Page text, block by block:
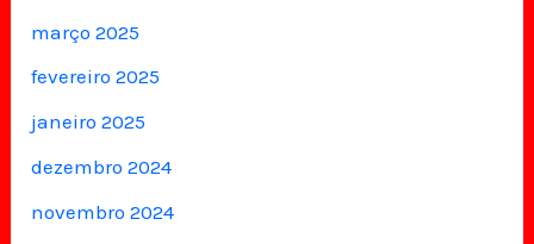
março 2025
fevereiro 2025
janeiro 2025
dezembro 2024
novembro 2024